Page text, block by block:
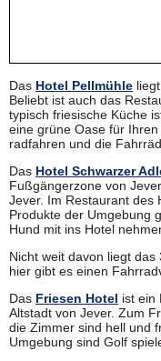
Das Hotel Pellmühle
Beliebt ist auch das
typisch friesische Küche
eine grüne Oase für
radfahren und die
Das Hotel Schwarzer
Fußgängerzone von
Jever. Im Restaurant des
Produkte der Umgebung
Hund mit ins Hotel
Nicht weit davon liegt das
hier gibt es einen
Das Friesen Hotel ist ein
Altstadt von Jever. Zum
die Zimmer sind hell und
Umgebung sind Golf